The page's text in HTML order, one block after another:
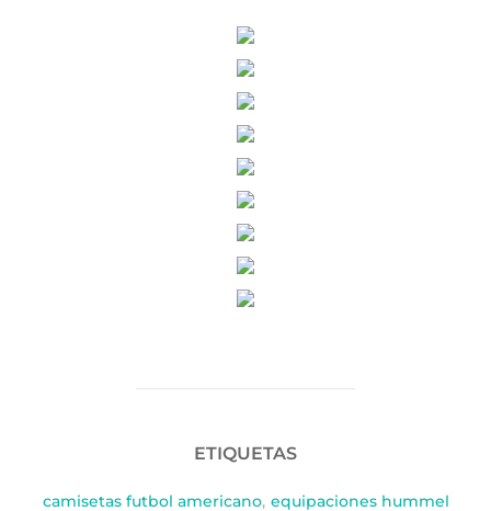
ETIQUETAS
camisetas futbol americano, equipaciones hummel